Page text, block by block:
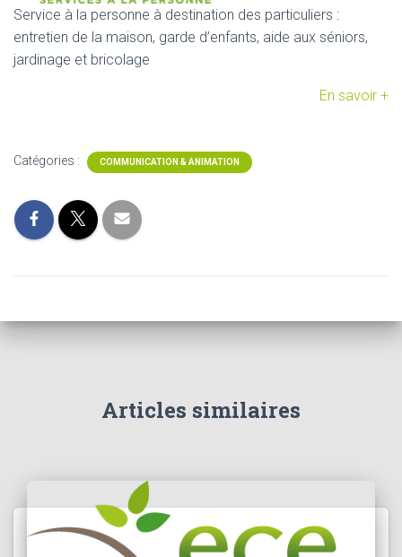
Service à la personne à destination des particuliers :
entretien de la maison, garde d’enfants, aide aux séniors,
jardinage et bricolage
En savoir +
Catégories : COMMUNICATION & ANIMATION
Articles similaires